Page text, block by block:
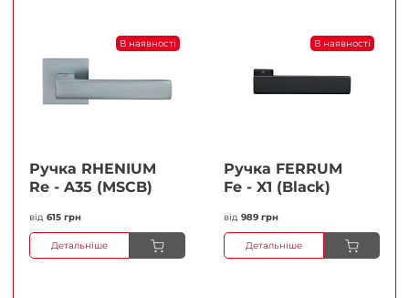
В наявності
Ручка RHENIUM
Re - A35 (MSCB)
від 615 грн
Детальніше
В наявності
Ручка FERRUМ
Fe - X1 (Black)
від 989 грн
Детальніше